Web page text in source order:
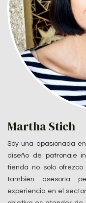
Martha Stich
Soy una apasionada
diseño de patronaje
tienda no solo
también asesoría
experiencia en el